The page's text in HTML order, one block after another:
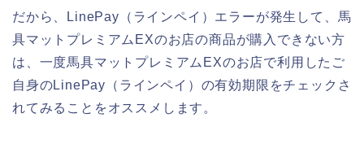
だから、LinePay（ラインペイ）エラーが発生して、馬
具マットプレミアムEXのお店の商品が購入できない方
は、一度馬具マットプレミアムEXのお店で利用したご
自身のLinePay（ラインペイ）の有効期限をチェックさ
れてみることをオススメします。